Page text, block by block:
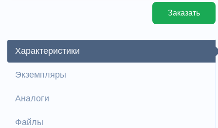
Заказать
Характеристики
Экземпляры
Аналоги
Файлы